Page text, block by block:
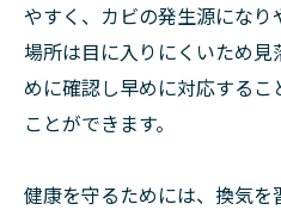
やすく、カビの発生源にな
場所は目に入りにくいため
めに確認し早めに対応する
ことができます。
健康を守るためには、換気